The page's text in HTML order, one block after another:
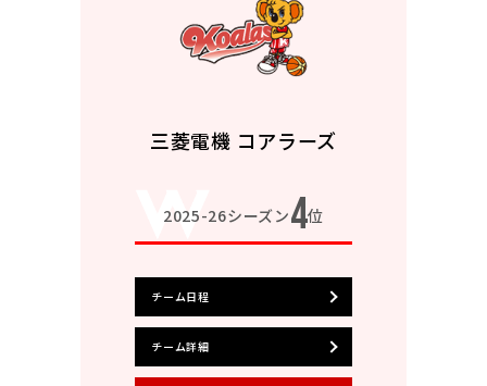
三菱電機 コアラーズ
2025-26シーズン4位
チーム日程
チーム詳細